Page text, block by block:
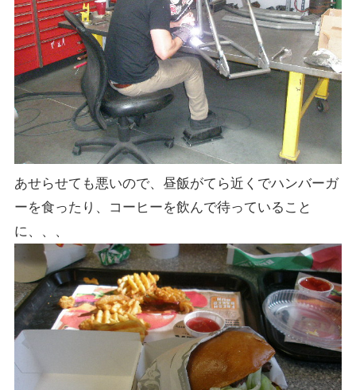
あせらせても悪いので、昼飯がてら近くでハンバーガ
ーを食ったり、コーヒーを飲んで待っていること
に、、、